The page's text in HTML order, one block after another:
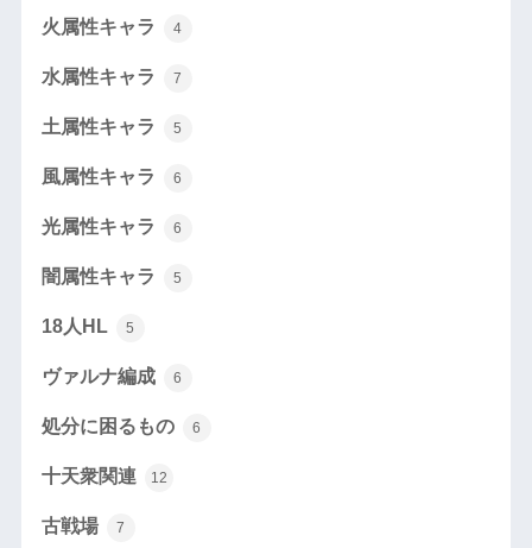
火属性キャラ 4
水属性キャラ 7
土属性キャラ 5
風属性キャラ 6
光属性キャラ 6
闇属性キャラ 5
18人HL 5
ヴァルナ編成 6
処分に困るもの 6
十天衆関連 12
古戦場 7